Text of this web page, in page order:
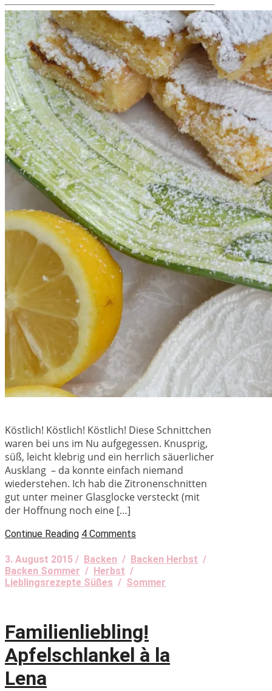
Köstlich! Köstlich! Köstlich! Diese Schnittchen
waren bei uns im Nu aufgegessen. Knusprig,
süß, leicht klebrig und ein herrlich säuerlicher
Ausklang – da konnte einfach niemand
wiederstehen. Ich hab die Zitronenschnitten
gut unter meiner Glasglocke versteckt (mit
der Hoffnung noch eine […]
Continue Reading 4 Comments
3. August 2015 / Backen / Backen Herbst /
Backen Sommer / Herbst /
Lieblingsrezepte Süßes / Sommer
Familienliebling!
Apfelschlankel à la
Lena